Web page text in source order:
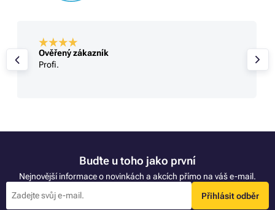
Ověřený zákazník
Profi.
Buďte u toho jako první
Nejnovější informace o novinkách a akcích přímo na váš e-mail.
Přihlásit odběr